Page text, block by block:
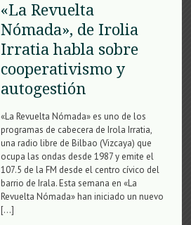
«La Revuelta
Nómada», de Irolia
Irratia habla sobre
cooperativismo y
autogestión
«La Revuelta Nómada» es uno de los
programas de cabecera de Irola Irratia,
una radio libre de Bilbao (Vizcaya) que
ocupa las ondas desde 1987 y emite el
107.5 de la FM desde el centro cívico del
barrio de Irala. Esta semana en «La
Revuelta Nómada» han iniciado un nuevo
[…]